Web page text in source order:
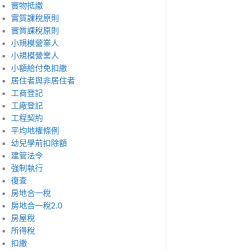
實物抵繳
實質課稅原則
實質課稅原則
小規模營業人
小規模營業人
小額給付免扣繳
居住者與非居住者
工商登記
工廠登記
工程契約
平均地權條例
幼兒學前扣除額
建管法令
強制執行
復查
房地合一稅
房地合一稅2.0
房屋稅
所得稅
扣繳